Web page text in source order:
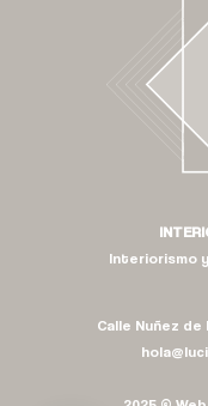
Interiorismo
Calle Nuñez de